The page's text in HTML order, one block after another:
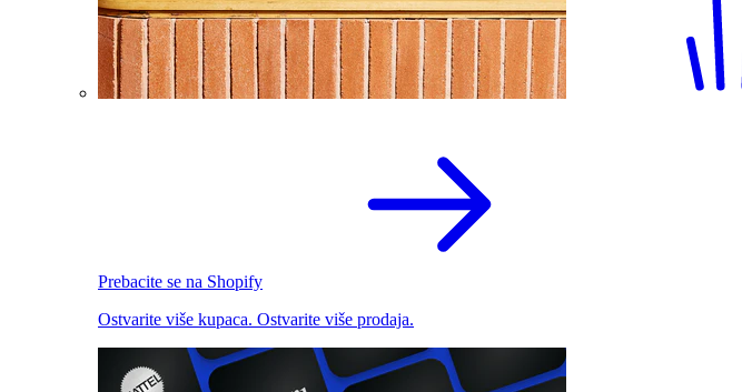
Prebacite se na Shopify
Ostvarite više kupaca. Ostvarite više prodaja.